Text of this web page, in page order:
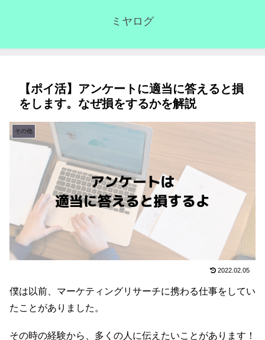
ミヤログ
【ポイ活】アンケートに適当に答えると損
をします。なぜ損をするかを解説
その他
2022.02.05
僕は以前、マーケティングリサーチに携わる仕事をしてい
たことがありました。
その時の経験から、多くの人に伝えたいことがあります！